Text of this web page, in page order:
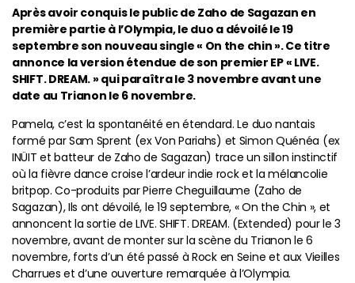
Après avoir conquis le public de Zaho de Sagazan en
première partie à l’Olympia, le duo a dévoilé le 19
septembre son nouveau single « On the chin ». Ce titre
annonce la version étendue de son premier EP « LIVE.
SHIFT. DREAM. » qui paraîtra le 3 novembre avant une
date au Trianon le 6 novembre.
Pamela, c’est la spontanéité en étendard. Le duo nantais
formé par Sam Sprent (ex Von Pariahs) et Simon Quénéa (ex
INÜIT et batteur de Zaho de Sagazan) trace un sillon instinctif
où la fièvre dance croise l’ardeur indie rock et la mélancolie
britpop. Co-produits par Pierre Cheguillaume (Zaho de
Sagazan), Ils ont dévoilé, le 19 septembre, « On the Chin », et
annoncent la sortie de LIVE. SHIFT. DREAM. (Extended) pour le 3
novembre, avant de monter sur la scène du Trianon le 6
novembre, forts d’un été passé à Rock en Seine et aux Vieilles
Charrues et d’une ouverture remarquée à l’Olympia.